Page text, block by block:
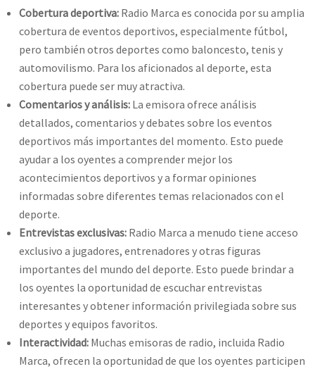
Cobertura deportiva: Radio Marca es conocida por su amplia
cobertura de eventos deportivos, especialmente fútbol,
pero también otros deportes como baloncesto, tenis y
automovilismo. Para los aficionados al deporte, esta
cobertura puede ser muy atractiva.
Comentarios y análisis: La emisora ofrece análisis
detallados, comentarios y debates sobre los eventos
deportivos más importantes del momento. Esto puede
ayudar a los oyentes a comprender mejor los
acontecimientos deportivos y a formar opiniones
informadas sobre diferentes temas relacionados con el
deporte.
Entrevistas exclusivas: Radio Marca a menudo tiene acceso
exclusivo a jugadores, entrenadores y otras figuras
importantes del mundo del deporte. Esto puede brindar a
los oyentes la oportunidad de escuchar entrevistas
interesantes y obtener información privilegiada sobre sus
deportes y equipos favoritos.
Interactividad: Muchas emisoras de radio, incluida Radio
Marca, ofrecen la oportunidad de que los oyentes participen